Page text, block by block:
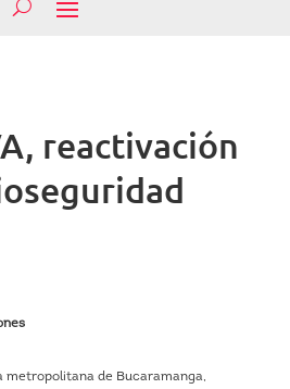
reactivación
metropolitana de Bucaramanga,